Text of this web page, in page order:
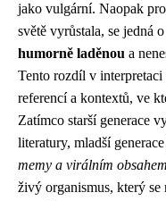
jako vulgární. Naopak
světě vyrůstala, se jedná o
humorně laděnou a
Tento rozdíl v
referencí a kontextů, ve
Zatímco starší generace
literatury, mladší
memy a virálním obsahem
živý organismus, který